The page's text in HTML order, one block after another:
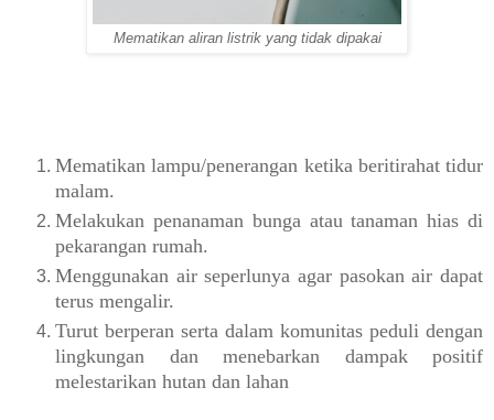
Mematikan aliran listrik yang tidak dipakai
Mematikan lampu/penerangan ketika beritirahat tidur
malam.
Melakukan penanaman bunga atau tanaman hias di
pekarangan rumah.
Menggunakan air seperlunya agar pasokan air dapat
terus mengalir.
Turut berperan serta dalam komunitas peduli dengan
lingkungan dan menebarkan dampak positif
melestarikan hutan dan lahan